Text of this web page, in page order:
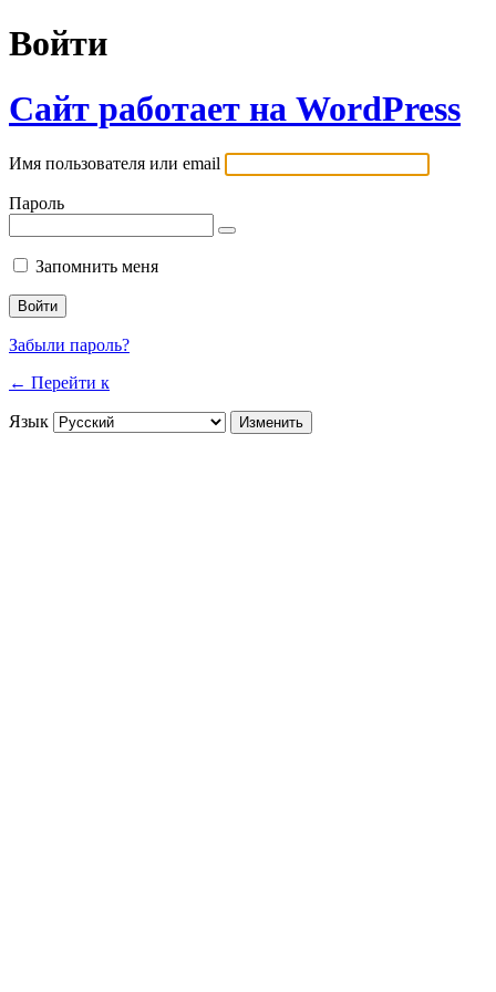
Войти
Сайт работает на WordPress
Имя пользователя или email
Пароль
Запомнить меня
Забыли пароль?
← Перейти к
Язык